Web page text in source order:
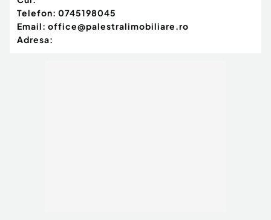
Telefon: 0745198045
Email: office@palestralimobiliare.ro
Adresa: